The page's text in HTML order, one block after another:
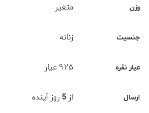
وزن متغیر
جنسیت زنانه
عیار نقره ۹۲۵ عیار
ارسال از 5روز آینده